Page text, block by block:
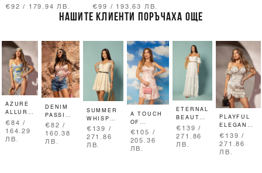
€92 / 179.94 ЛВ. €99 / 193.63 ЛВ.
НАШИТЕ КЛИЕНТИ ПОРЪЧАХА ОЩЕ
AZURE
ALLURE
БОДИ -
ЦЯЛ
БАНСКИ
€84 /
164.29
ЛВ.
DENIM
PASSION
КЪСИ
ДЪНКИ -
MEDIUM
€82 /
160.38
ЛВ.
SUMMER
WHISPER
RUFFLES
РОКЛЯ
€139 /
271.86
ЛВ.
A TOUCH
OF
ROMANCE
РОКЛЯ С
ДАНТЕЛА
€105 /
205.36
ЛВ.
ETERNAL
BEAUTY
ДЪЛГА
РОКЛЯ
€139 /
271.86
ЛВ.
PLAYFUL
ELEGANCE
КЪСА
РОКЛЯ
€139 /
271.86
ЛВ.